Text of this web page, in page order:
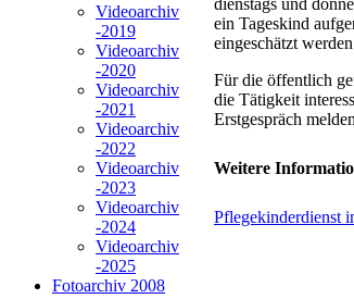
Videoarchiv
-2019
Videoarchiv
-2020
Videoarchiv
-2021
Videoarchiv
-2022
Videoarchiv
-2023
Videoarchiv
-2024
Videoarchiv
-2025
Fotoarchiv 2008
ein Tageskind
eingeschätzt
Für die öffentlich
die Tätigkeit
Erstgespräch
Weitere
Pflegekinderdienst